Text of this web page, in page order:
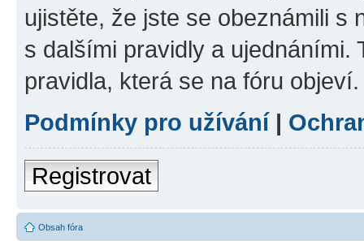
ujistěte, že jste se obeznámili s
s dalšími pravidly a ujednáními.
pravidla, která se na fóru objeví.
Podmínky pro užívání|
Registrovat
Obsah fóra